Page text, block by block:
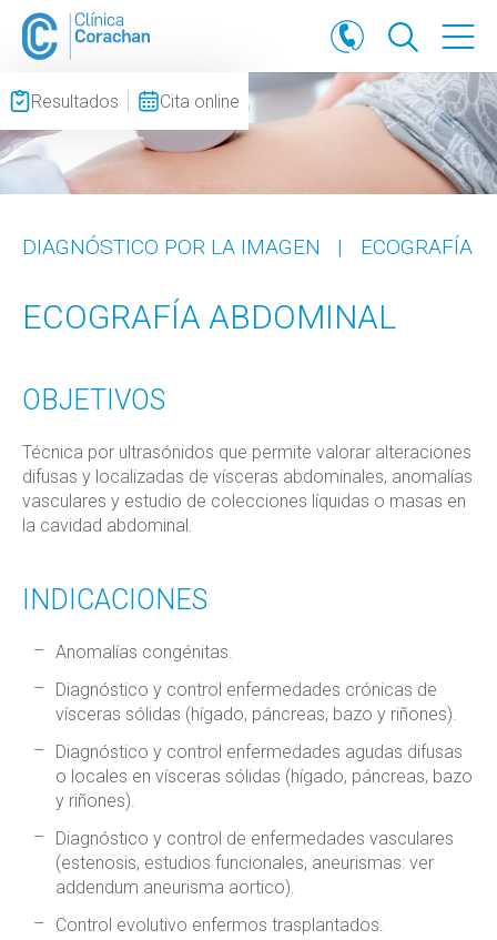
Resultados Cita online
DIAGNÓSTICO POR LA IMAGEN | ECOGRAFÍA
ECOGRAFÍA ABDOMINAL
OBJETIVOS
Técnica por ultrasónidos que permite valorar alteraciones
difusas y localizadas de vísceras abdominales, anomalías
vasculares y estudio de colecciones líquidas o masas en
la cavidad abdominal.
INDICACIONES
Anomalías congénitas.
Diagnóstico y control enfermedades crónicas de
vísceras sólidas (hígado, páncreas, bazo y riñones).
Diagnóstico y control enfermedades agudas difusas
o locales en vísceras sólidas (hígado, páncreas, bazo
y riñones).
Diagnóstico y control de enfermedades vasculares
(estenosis, estudios funcionales, aneurismas: ver
addendum aneurisma aortico).
Control evolutivo enfermos trasplantados.